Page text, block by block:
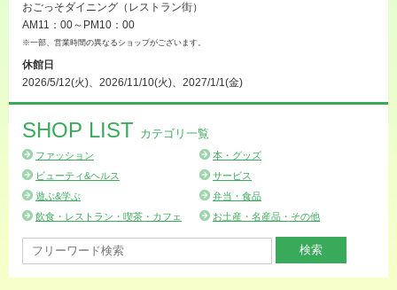
おごっそダイニング（レストラン街）
AM11：00～PM10：00
※一部、営業時間の異なるショップがございます。
休館日
2026/5/12(火)、2026/11/10(火)、2027/1/1(金)
SHOP LIST カテゴリ一覧
ファッション
本・グッズ
ビューティ&ヘルス
サービス
遊ぶ&学ぶ
弁当・食品
飲食・レストラン・喫茶・カフェ
お土産・名産品・その他